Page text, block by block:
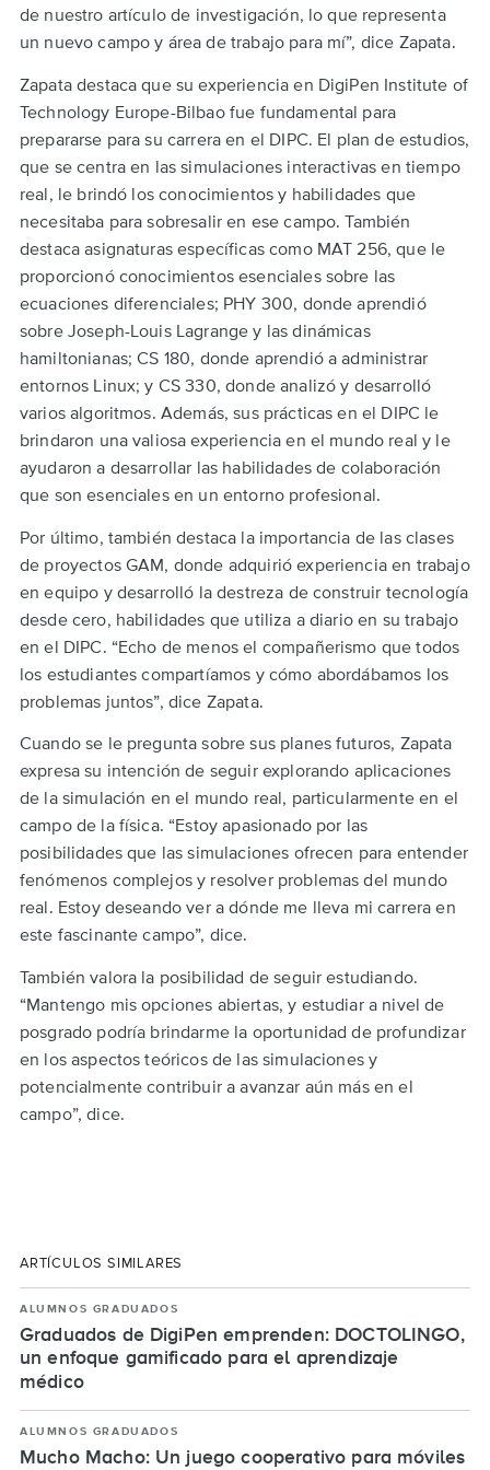
de nuestro artículo de investigación, lo que representa
un nuevo campo y área de trabajo para mí”, dice Zapata.
Zapata destaca que su experiencia en DigiPen Institute of
Technology Europe-Bilbao fue fundamental para
prepararse para su carrera en el DIPC. El plan de estudios,
que se centra en las simulaciones interactivas en tiempo
real, le brindó los conocimientos y habilidades que
necesitaba para sobresalir en ese campo. También
destaca asignaturas específicas como MAT 256, que le
proporcionó conocimientos esenciales sobre las
ecuaciones diferenciales; PHY 300, donde aprendió
sobre Joseph-Louis Lagrange y las dinámicas
hamiltonianas; CS 180, donde aprendió a administrar
entornos Linux; y CS 330, donde analizó y desarrolló
varios algoritmos. Además, sus prácticas en el DIPC le
brindaron una valiosa experiencia en el mundo real y le
ayudaron a desarrollar las habilidades de colaboración
que son esenciales en un entorno profesional.
Por último, también destaca la importancia de las clases
de proyectos GAM, donde adquirió experiencia en trabajo
en equipo y desarrolló la destreza de construir tecnología
desde cero, habilidades que utiliza a diario en su trabajo
en el DIPC. “Echo de menos el compañerismo que todos
los estudiantes compartíamos y cómo abordábamos los
problemas juntos”, dice Zapata.
Cuando se le pregunta sobre sus planes futuros, Zapata
expresa su intención de seguir explorando aplicaciones
de la simulación en el mundo real, particularmente en el
campo de la física. “Estoy apasionado por las
posibilidades que las simulaciones ofrecen para entender
fenómenos complejos y resolver problemas del mundo
real. Estoy deseando ver a dónde me lleva mi carrera en
este fascinante campo”, dice.
También valora la posibilidad de seguir estudiando.
“Mantengo mis opciones abiertas, y estudiar a nivel de
posgrado podría brindarme la oportunidad de profundizar
en los aspectos teóricos de las simulaciones y
potencialmente contribuir a avanzar aún más en el
campo”, dice.
ARTÍCULOS SIMILARES
ALUMNOS GRADUADOS
Graduados de DigiPen emprenden: DOCTOLINGO,
un enfoque gamificado para el aprendizaje
médico
ALUMNOS GRADUADOS
Mucho Macho: Un juego cooperativo para móviles